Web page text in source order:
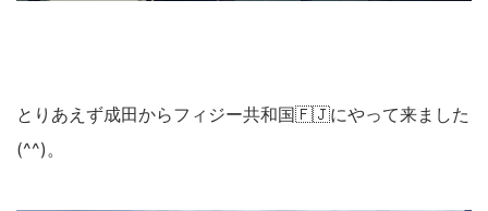
とりあえず成田からフィジー共和国🇫🇯にやって来ました
(^^)。